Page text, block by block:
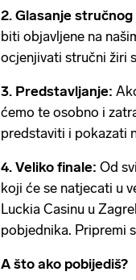
2. Glasanje stručnog
biti objavljene na
ocjenjivati stručni žiri
3. Predstavljanje:
ćemo te osobno i
predstaviti i pokazati
4. Veliko finale: Od
koji će se natjecati u
Luckia Casinu u
pobjednika. Pripremi
A što ako pobijediš?